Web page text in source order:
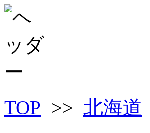
TOP >> 北海道